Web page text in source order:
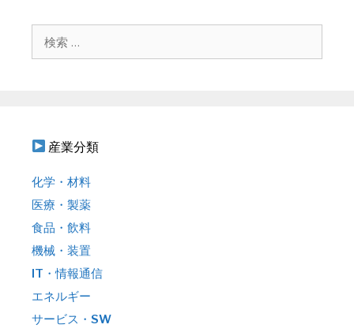
産業分類
化学・材料
医療・製薬
食品・飲料
機械・装置
IT・情報通信
エネルギー
サービス・SW